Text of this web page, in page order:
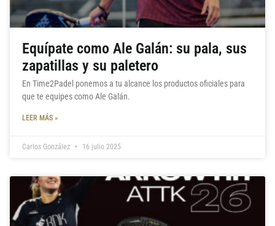
Equípate como Ale Galán: su pala, sus
zapatillas y su paletero
En Time2Padel ponemos a tu alcance los productos oficiales para
que te equipes como Ale Galán.
LEER MÁS »
Carlos González 16 julio 2025